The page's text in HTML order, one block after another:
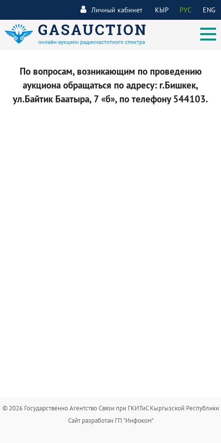
КЫР РУС ENG
Личный кабинет
По вопросам, возникающим по проведению
аукциона обращаться по адресу: г.Бишкек,
ул.Байтик Баатыра, 7 «б», по телефону 544103.
© 2026 Государственно Агентство Связи при ГКИТиС Кыргызской Республики
Сайт разработан ГП "Инфоком"